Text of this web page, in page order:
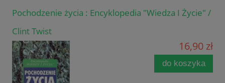
Pochodzenie życia : Encyklopedia "Wiedza I Życie" /
Clint Twist
16,90 zł
do koszyka